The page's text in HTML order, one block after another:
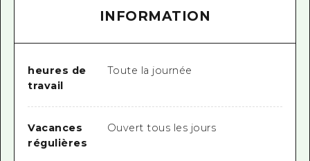
INFORMATION
heures de
travail
Toute la journée
Vacances
régulières
Ouvert tous les jours